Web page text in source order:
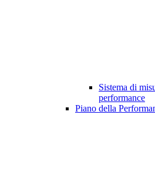
Sistema di
performance
Piano della